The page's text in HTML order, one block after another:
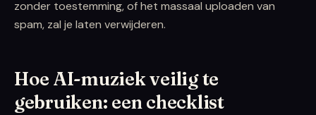
zonder toestemming, of het massaal uploaden van
spam, zal je laten verwijderen.
Hoe AI-muziek veilig te
gebruiken: een checklist